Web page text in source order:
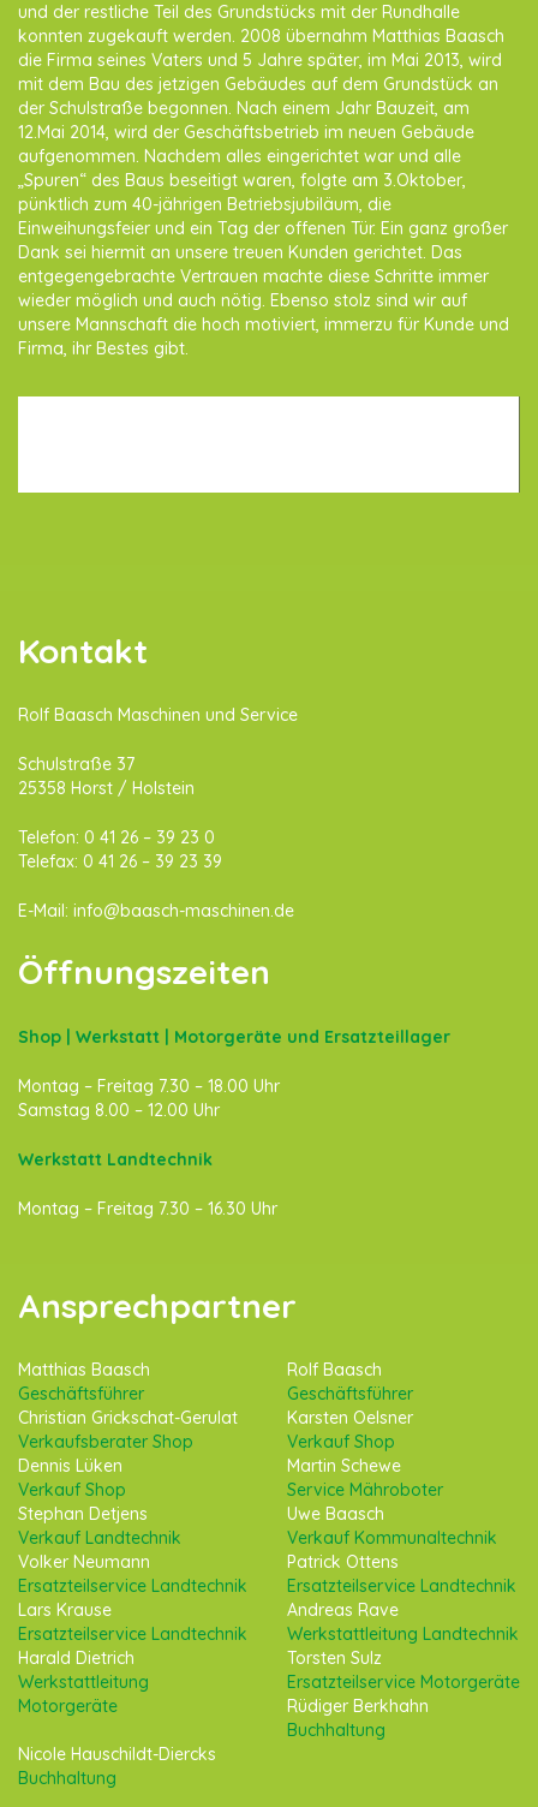
und der restliche Teil des Grundstücks mit der Rundhalle
konnten zugekauft werden. 2008 übernahm Matthias Baasch
die Firma seines Vaters und 5 Jahre später, im Mai 2013, wird
mit dem Bau des jetzigen Gebäudes auf dem Grundstück an
der Schulstraße begonnen. Nach einem Jahr Bauzeit, am
12.Mai 2014, wird der Geschäftsbetrieb im neuen Gebäude
aufgenommen. Nachdem alles eingerichtet war und alle
„Spuren“ des Baus beseitigt waren, folgte am 3.Oktober,
pünktlich zum 40-jährigen Betriebsjubiläum, die
Einweihungsfeier und ein Tag der offenen Tür. Ein ganz großer
Dank sei hiermit an unsere treuen Kunden gerichtet. Das
entgegengebrachte Vertrauen machte diese Schritte immer
wieder möglich und auch nötig. Ebenso stolz sind wir auf
unsere Mannschaft die hoch motiviert, immerzu für Kunde und
Firma, ihr Bestes gibt.
Kontakt
Rolf Baasch Maschinen und Service
Schulstraße 37
25358 Horst / Holstein
Telefon: 0 41 26 – 39 23 0
Telefax: 0 41 26 – 39 23 39
E-Mail: info@baasch-maschinen.de
Öffnungszeiten
Shop | Werkstatt | Motorgeräte und Ersatzteillager
Montag – Freitag 7.30 – 18.00 Uhr
Samstag 8.00 – 12.00 Uhr
Werkstatt Landtechnik
Montag – Freitag 7.30 – 16.30 Uhr
Ansprechpartner
Matthias Baasch
Geschäftsführer
Rolf Baasch
Geschäftsführer
Christian Grickschat-Gerulat
Verkaufsberater Shop
Karsten Oelsner
Verkauf Shop
Dennis Lüken
Verkauf Shop
Martin Schewe
Service Mähroboter
Stephan Detjens
Verkauf Landtechnik
Uwe Baasch
Verkauf Kommunaltechnik
Volker Neumann
Ersatzteilservice Landtechnik
Patrick Ottens
Ersatzteilservice Landtechnik
Lars Krause
Ersatzteilservice Landtechnik
Andreas Rave
Werkstattleitung Landtechnik
Harald Dietrich
Werkstattleitung
Motorgeräte
Torsten Sulz
Ersatzteilservice Motorgeräte
Rüdiger Berkhahn
Buchhaltung
Nicole Hauschildt-Diercks
Buchhaltung